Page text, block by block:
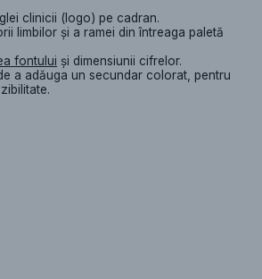
clinicii (logo) pe cadran.
limbilor și a ramei din întreaga paletă
fontului și dimensiunii cifrelor.
a adăuga un secundar colorat, pentru